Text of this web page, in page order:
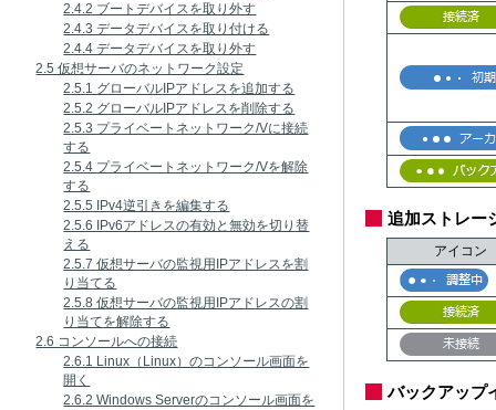
2.4.2 ブートデバイスを取り外す
2.4.3 データデバイスを取り付ける
2.4.4 データデバイスを取り外す
2.5 仮想サーバのネットワーク設定
2.5.1 グローバルIPアドレスを追加する
2.5.2 グローバルIPアドレスを削除する
2.5.3 プライベートネットワーク/Vに接続
する
2.5.4 プライベートネットワーク/Vを解除
する
2.5.5 IPv4逆引きを編集する
2.5.6 IPv6アドレスの有効と無効を切り替
える
2.5.7 仮想サーバの監視用IPアドレスを割
り当てる
2.5.8 仮想サーバの監視用IPアドレスの割
り当てを解除する
2.6 コンソールへの接続
2.6.1 Linux（Linux）のコンソール画面を
開く
2.6.2 Windows Serverのコンソール画面を
追加ストレー
アイコン
バックアップ